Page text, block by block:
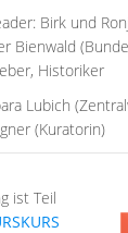
Birk und
Bienwald
Historiker
Lubich
(Kuratorin)
ist Teil